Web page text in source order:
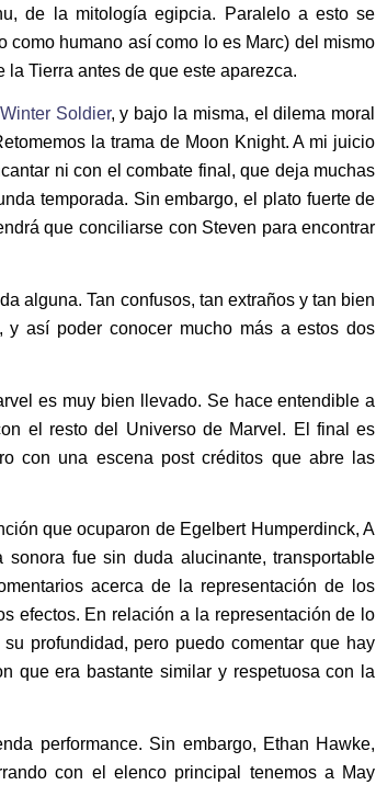
de la mitología egipcia. Paralelo a esto se
como humano así como lo es Marc) del mismo
Tierra antes de que este aparezca.
Soldier, y bajo la misma, el dilema moral
la trama de Moon Knight. A mi juicio
ni con el combate final, que deja muchas
temporada. Sin embargo, el plato fuerte de
que conciliarse con Steven para encontrar
alguna. Tan confusos, tan extraños y tan bien
así poder conocer mucho más a estos dos
es muy bien llevado. Se hace entendible a
el resto del Universo de Marvel. El final es
con una escena post créditos que abre las
que ocuparon de Egelbert Humperdinck, A
fue sin duda alucinante, transportable
acerca de la representación de los
efectos. En relación a la representación de lo
profundidad, pero puedo comentar que hay
que era bastante similar y respetuosa con la
performance. Sin embargo, Ethan Hawke,
con el elenco principal tenemos a May